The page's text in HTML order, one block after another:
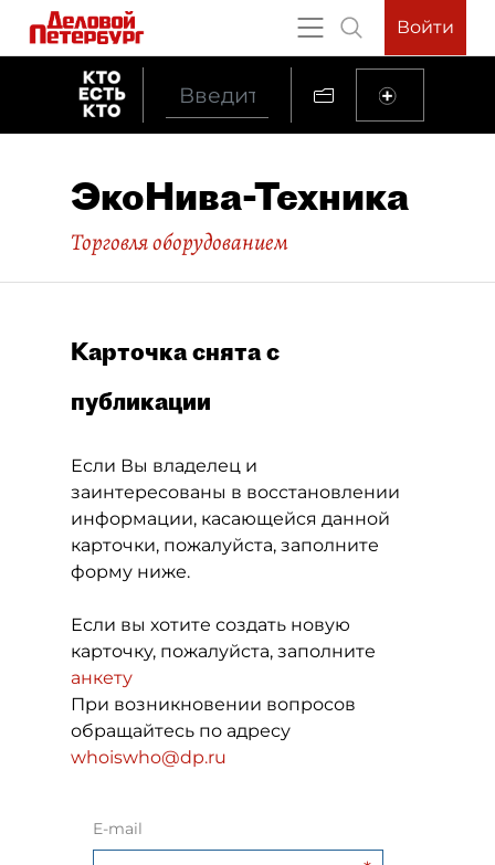
Войти
ЭкоНива-Техника
Торговля оборудованием
Карточка снята с
публикации
Если Вы владелец и
заинтересованы в восстановлении
информации, касающейся данной
карточки, пожалуйста, заполните
форму ниже.
Если вы хотите создать новую
карточку, пожалуйста, заполните
анкету
При возникновении вопросов
обращайтесь по адресу
whoiswho@dp.ru
E-mail